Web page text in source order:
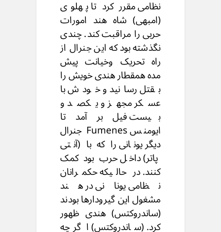
نظامی مقرر کرد تا پهلوی
(امبهی) شاه هند امورات
حربی را مراقبت کند. چندی
نگذشته بود که این جنرال از
راه تحریک وخیانت پیش
مده همقطار هندی خویش را
بقتل رسانید و خودش با
عسکر مجهز و یکصد و
بیست فیل بر آمد تا
ایومنس Fumenes جنرال
دیگر یونانی را که با (آنتی
پاتر) داخل حرب بود کمک
کنند. در حالیکه حکمرانان
نظامی یونانی در هند
مشغول این گیرودارها بودند
(ساندروکتس) هندی ظهور
کرد. (ساندروکتس) ا گرچه